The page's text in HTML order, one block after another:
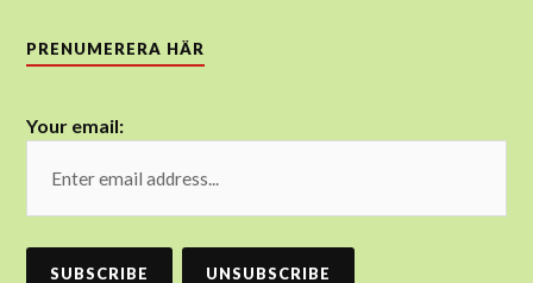
PRENUMERERA HÄR
Your email: